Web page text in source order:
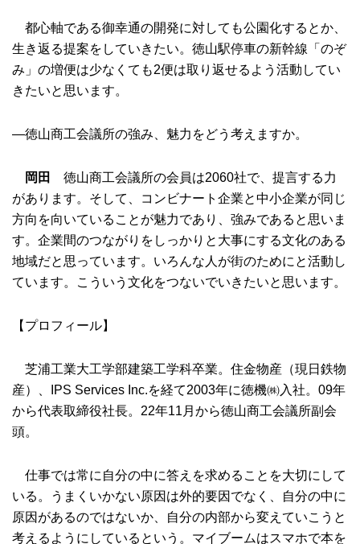
都心軸である御幸通の開発に対しても公園化するとか、
生き返る提案をしていきたい。徳山駅停車の新幹線「のぞ
み」の増便は少なくても2便は取り返せるよう活動してい
きたいと思います。
―徳山商工会議所の強み、魅力をどう考えますか。
岡田
徳山商工会議所の会員は2060社で、提言する力
があります。そして、コンビナート企業と中小企業が同じ
方向を向いていることが魅力であり、強みであると思いま
す。企業間のつながりをしっかりと大事にする文化のある
地域だと思っています。いろんな人が街のためにと活動し
ています。こういう文化をつないでいきたいと思います。
【プロフィール】
芝浦工業大工学部建築工学科卒業。住金物産（現日鉄物
産）、IPS Services Inc.を経て2003年に徳機㈱入社。09年
から代表取締役社長。22年11月から徳山商工会議所副会
頭。
仕事では常に自分の中に答えを求めることを大切にして
いる。うまくいかない原因は外的要因でなく、自分の中に
原因があるのではないか、自分の内部から変えていこうと
考えるようにしているという。マイブームはスマホで本を